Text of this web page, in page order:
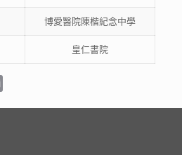
博愛醫院陳楷紀念中學
皇仁書院